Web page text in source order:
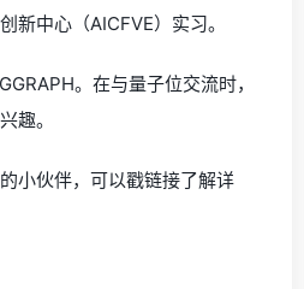
新中心（AICFVE）实习。
。在与量子位交流时，
趣。
小伙伴，可以戳链接了解详